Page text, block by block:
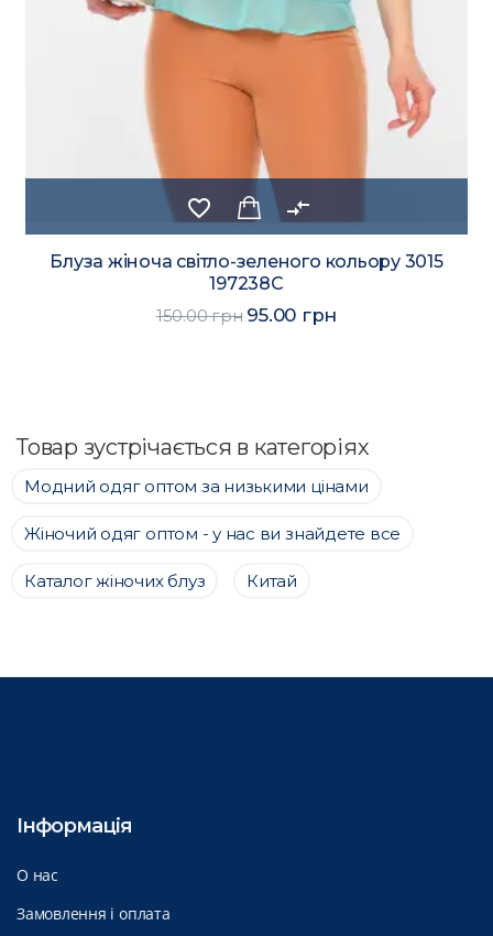
favorite_border compare_arrows
Блуза жіноча світло-зеленого кольору 3015
197238C
150.00 грн 95.00 грн
Товар зустрічається в категоріях
Модний одяг оптом за низькими цінами
Жіночий одяг оптом - у нас ви знайдете все
Каталог жіночих блуз Китай
Інформація
О нас
Замовлення і оплата